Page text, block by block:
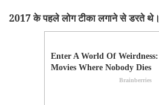
2017 के पहले लोग टीका लगाने से डरते थे।